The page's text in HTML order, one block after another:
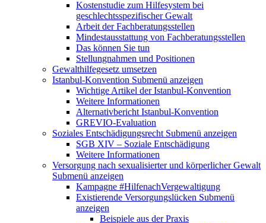
Kostenstudie zum Hilfesystem bei
geschlechtsspezifischer Gewalt
Arbeit der Fachberatungsstellen
Mindestausstattung von Fachberatungsstellen
Das können Sie tun
Stellungnahmen und Positionen
Gewalthilfegesetz umsetzen
Istanbul-Konvention Submenü anzeigen
Wichtige Artikel der Istanbul-Konvention
Weitere Informationen
Alternativbericht Istanbul-Konvention
GREVIO-Evaluation
Soziales Entschädigungsrecht Submenü anzeigen
SGB XIV – Soziale Entschädigung
Weitere Informationen
Versorgung nach sexualisierter und körperlicher Gewalt
Submenü anzeigen
Kampagne #HilfenachVergewaltigung
Existierende Versorgungslücken Submenü
anzeigen
Beispiele aus der Praxis